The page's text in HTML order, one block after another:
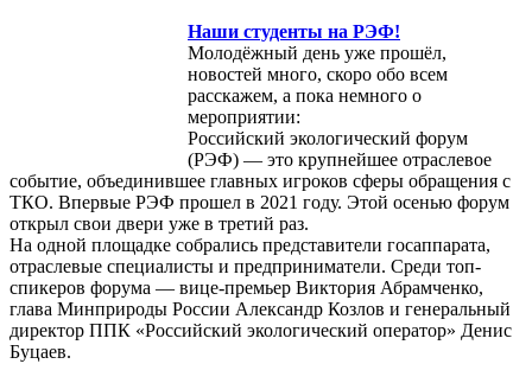
Наши студенты на РЭФ!
Молодёжный день уже прошёл,
новостей много, скоро обо всем
расскажем, а пока немного о
мероприятии:
Российский экологический форум
(РЭФ) — это крупнейшее отраслевое
событие, объединившее главных игроков сферы обращения с
ТКО. Впервые РЭФ прошел в 2021 году. Этой осенью форум
открыл свои двери уже в третий раз.
На одной площадке собрались представители госаппарата,
отраслевые специалисты и предприниматели. Среди топ-
спикеров форума — вице-премьер Виктория Абрамченко,
глава Минприроды России Александр Козлов и генеральный
директор ППК «Российский экологический оператор» Денис
Буцаев.